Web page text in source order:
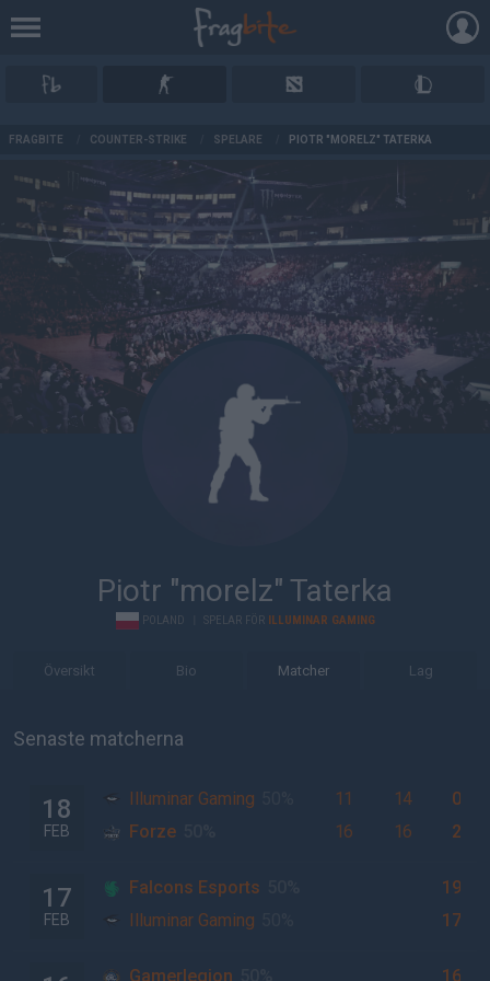
FRAGBITE COUNTER-STRIKE SPELARE PIOTR "MORELZ" TATERKA
Piotr "morelz" Taterka
POLAND SPELAR FÖR ILLUMINAR GAMING
Översikt Bio Matcher Lag
Senaste matcherna
18
FEB
Illuminar Gaming 11 14
0
Forze
16 16 2
17
FEB
Falcons Esports
19
Illuminar Gaming
17
Gamerlegion
16